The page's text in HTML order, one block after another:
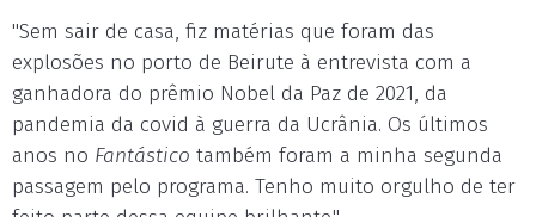
"Sem sair de casa, fiz matérias que foram das
explosões no porto de Beirute à entrevista com a
ganhadora do prêmio Nobel da Paz de 2021, da
pandemia da covid à guerra da Ucrânia. Os últimos
anos no Fantástico também foram a minha segunda
passagem pelo programa. Tenho muito orgulho de ter